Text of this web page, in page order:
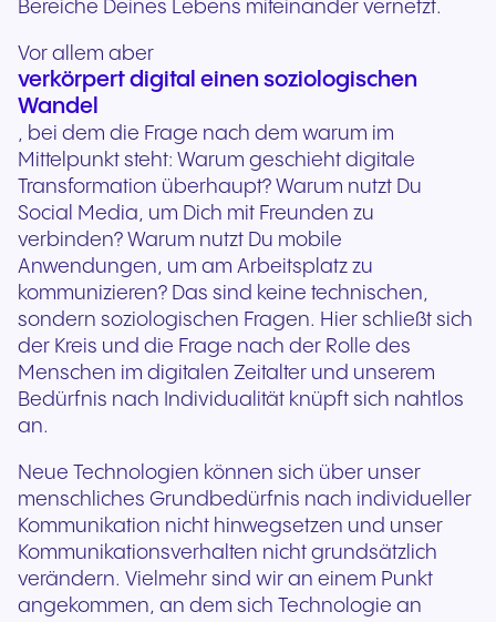
Bereiche Deines Lebens miteinander vernetzt.
Vor allem aber
verkörpert digital einen soziologischen
Wandel
, bei dem die Frage nach dem warum im
Mittelpunkt steht: Warum geschieht digitale
Transformation überhaupt? Warum nutzt Du
Social Media, um Dich mit Freunden zu
verbinden? Warum nutzt Du mobile
Anwendungen, um am Arbeitsplatz zu
kommunizieren? Das sind keine technischen,
sondern soziologischen Fragen. Hier schließt sich
der Kreis und die Frage nach der Rolle des
Menschen im digitalen Zeitalter und unserem
Bedürfnis nach Individualität knüpft sich nahtlos
an.
Neue Technologien können sich über unser
menschliches Grundbedürfnis nach individueller
Kommunikation nicht hinwegsetzen und unser
Kommunikationsverhalten nicht grundsätzlich
verändern. Vielmehr sind wir an einem Punkt
angekommen, an dem sich Technologie an